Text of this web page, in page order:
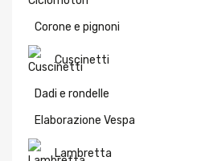
Corone e pignoni
Cuscinetti
Dadi e rondelle
Elaborazione Vespa
Lambretta